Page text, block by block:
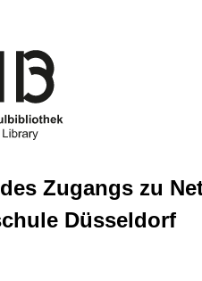
Zugangs zu
Düsseldorf